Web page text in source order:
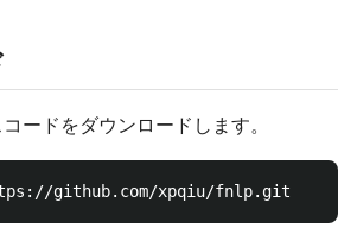
ードをダウンロードします。